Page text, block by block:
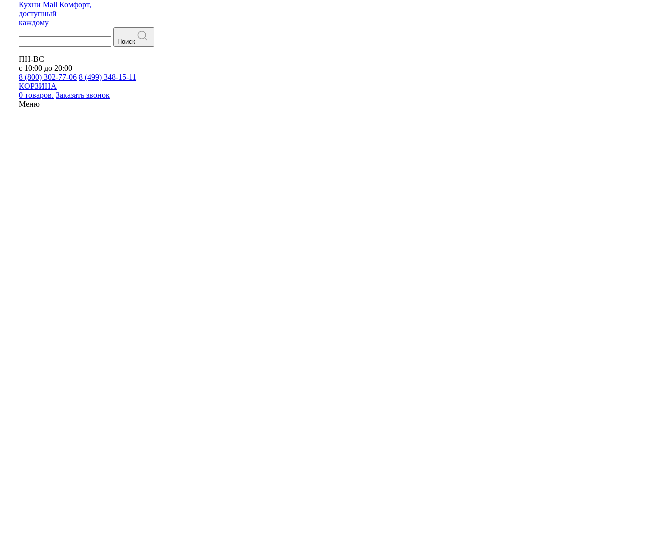
Кухни Mall Комфорт,
доступный
каждому
Поиск
ПН-ВС
с 10:00 до 20:00
8 (800) 302-77-06 8 (499) 348-15-11
КОРЗИНА
0 товаров. Заказать звонок
Меню